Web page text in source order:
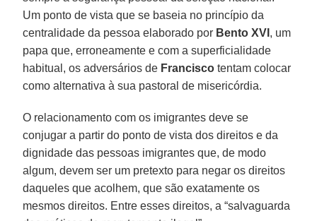
Um ponto de vista que se baseia no princípio da
centralidade da pessoa elaborado por Bento XVI , um
papa que, erroneamente e com a superficialidade
habitual, os adversários de Francisco tentam colocar
como alternativa à sua pastoral de misericórdia.
O relacionamento com os imigrantes deve se
conjugar a partir do ponto de vista dos direitos e da
dignidade das pessoas imigrantes que, de modo
algum, devem ser um pretexto para negar os direitos
daqueles que acolhem, que são exatamente os
mesmos direitos. Entre esses direitos, a “salvaguarda